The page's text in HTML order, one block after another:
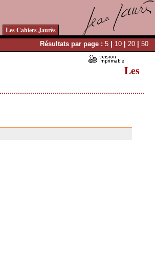
Les Cahiers Jaurès
Résultats par page : 5 | 10 | 20 | 50
Les